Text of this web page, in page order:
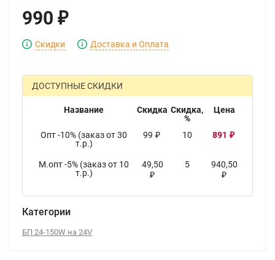
990 ₽
Скидки Доставка и Оплата
ДОСТУПНЫЕ СКИДКИ
Название Скидка Скидка,
%
Цена
Опт -10% (заказ от 30
т.р.)
99 ₽ 10 891 ₽
М.опт -5% (заказ от 10
т.р.)
49,50
₽
5 940,50
₽
Категории
БП 24-150W на 24V